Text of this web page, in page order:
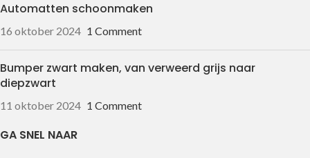
Automatten schoonmaken
16 oktober 2024 1 Comment
Bumper zwart maken, van verweerd grijs naar
diepzwart
11 oktober 2024 1 Comment
GA SNEL NAAR